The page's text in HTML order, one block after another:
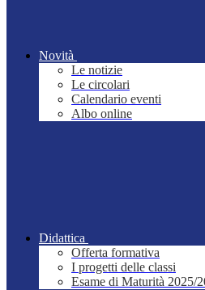
Novità
Le notizie
Le circolari
Calendario eventi
Albo online
Didattica
Offerta formativa
I progetti delle classi
Esame di Maturità 2025/